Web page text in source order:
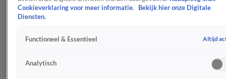
Cookieverklaring voor meer informatie.
Bekijk hier onze Digitale
Diensten.
Functioneel & Essentieel Altijd
Analytisch